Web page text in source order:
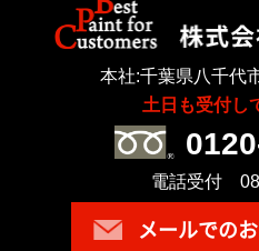
本社:千葉県八千代
土日も受付し
電話受付
メールでの